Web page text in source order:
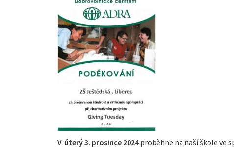
V úterý 3. prosince 2024proběhne na naší škole ve